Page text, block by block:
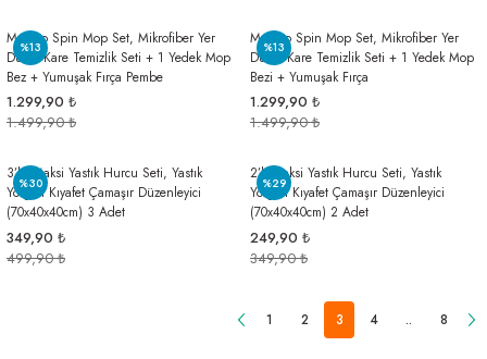
%13
Mopigo Spin Mop Set, Mikrofiber Yer
Duvar Kare Temizlik Seti + 1 Yedek Mop
Bez + Yumuşak Fırça Pembe
1.299,90 ₺
1.499,90 ₺
%13
Mopigo Spin Mop Set, Mikrofiber Yer
Duvar Kare Temizlik Seti + 1 Yedek Mop
Bezi + Yumuşak Fırça
1.299,90 ₺
1.499,90 ₺
%30
3’lü Maksi Yastık Hurcu Seti, Yastık
Yorgan Kıyafet Çamaşır Düzenleyici
(70x40x40cm) 3 Adet
349,90 ₺
499,90 ₺
%29
2’li Maksi Yastık Hurcu Seti, Yastık
Yorgan Kıyafet Çamaşır Düzenleyici
(70x40x40cm) 2 Adet
249,90 ₺
349,90 ₺
1 2 3 4 .. 8